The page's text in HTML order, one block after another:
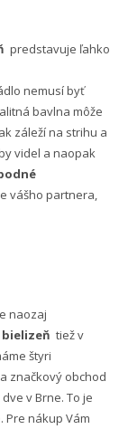
predstavuje ľahko
nemusí byť
bavlna môže
záleží na strihu a
videl a naopak
vášho partnera,
naozaj
tiež v
štyri
značkový obchod
v Brne. To je
Pre nákup Vám